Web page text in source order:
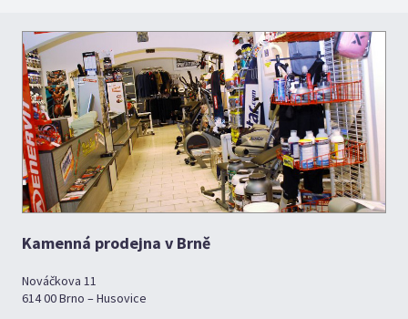
Kamenná prodejna v Brně
Nováčkova 11
614 00 Brno – Husovice